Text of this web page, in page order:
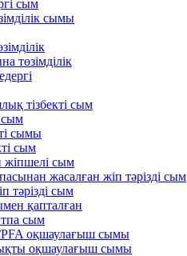
сым
сымы
төзімділік
тізбекті сым
сым
сымы
сым
жіпшелі сым
жасалған жіп тәрізді сым
тәрізді сым
қапталған
сым
оқшаулағыш сымы
оқшаулағыш сымы